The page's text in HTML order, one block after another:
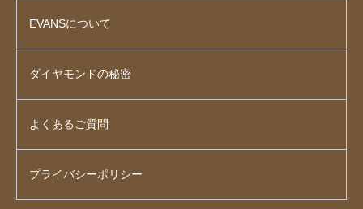
EVANSについて
ダイヤモンドの秘密
よくあるご質問
プライバシーポリシー